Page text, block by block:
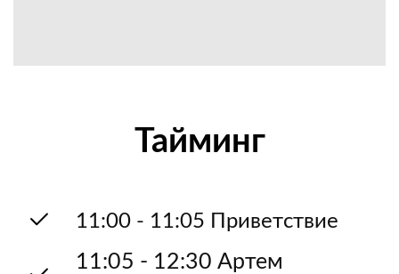
Тайминг
11:00 - 11:05 Приветствие
11:05 - 12:30 Артем